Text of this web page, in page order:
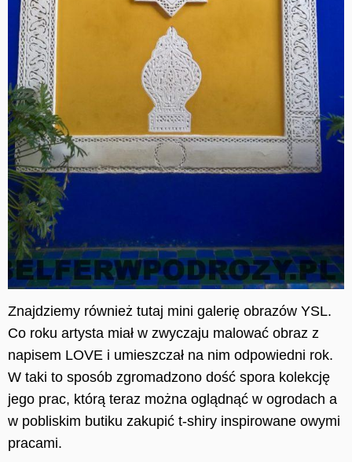
Znajdziemy również tutaj mini galerię obrazów YSL.
Co roku artysta miał w zwyczaju malować obraz z
napisem LOVE i umieszczał na nim odpowiedni rok.
W taki to sposób zgromadzono dość spora kolekcję
jego prac, którą teraz można oglądnąć w ogrodach a
w pobliskim butiku zakupić t-shiry inspirowane owymi
pracami.